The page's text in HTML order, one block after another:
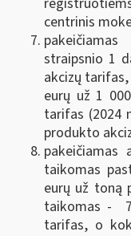
centrinis
straipsnio 1
akcizų
eurų už 1
tarifas (2024
produkto
taikomas
eurų už toną
taikomas -
tarifas, o